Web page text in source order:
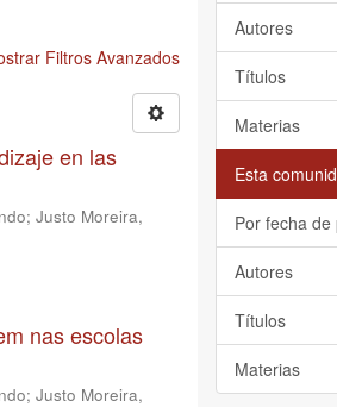
Filtros Avanzados
en las
; Justo Moreira,
nas escolas
; Justo Moreira,
Autores
Títulos
Materias
Esta
Por fecha de
Autores
Títulos
Materias